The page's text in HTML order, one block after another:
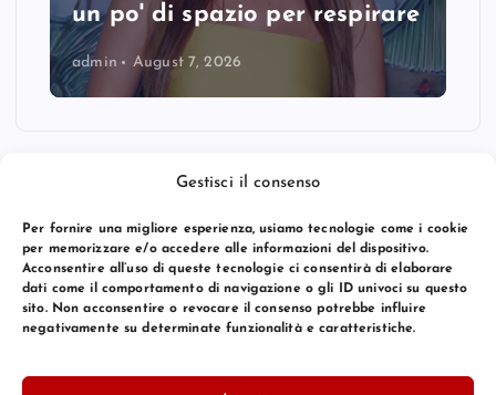
Gestisci il consenso
Per fornire una migliore esperienza, usiamo tecnologie come i cookie
per memorizzare e/o accedere alle informazioni del dispositivo.
Acconsentire all’uso di queste tecnologie ci consentirà di elaborare
dati come il comportamento di navigazione o gli ID univoci su questo
sito. Non acconsentire o revocare il consenso potrebbe influire
negativamente su determinate funzionalità e caratteristiche.
un po' di spazio per respirare
admin August 7, 2026